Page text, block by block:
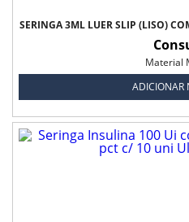
SERINGA 3ML LUER SLIP (LISO)
Material
ADICIONAR